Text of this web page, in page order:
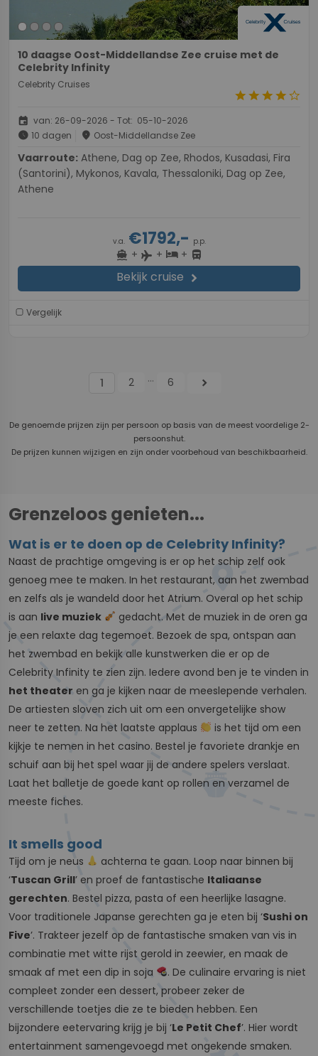
10 daagse Oost-Middellandse Zee cruise met de
Celebrity Infinity
Celebrity Cruises
starstarstarstarstar_border
event van: 26-09-2026 - Tot: 05-10-2026
schedule 10 dagen place Oost-Middellandse Zee
Vaarroute:
(Santorini), Mykonos, Kavala, Thessaloniki, Dag op Zee,
Athene
v.a.€1792,- p.p.
directions_boat + flight + hotel+ directions_bus
Bekijk cruise chevron_right
Vergelijk
1 2 ... 6 chevron_right
De genoemde prijzen zijn per persoon op basis van de meest voordelige 2-
persoonshut.
De prijzen kunnen wijzigen en zijn onder voorbehoud van beschikbaarheid.
Grenzeloos genieten...
Wat is er te doen op de Celebrity Infinity?
Naast de prachtige omgeving is er op het schip zelf ook
genoeg mee te maken. In het restaurant, aan het zwembad
en zelfs als je wandeld door het Atrium. Overal op het schip
is aan live muziek
gedacht. Met de muziek in de oren ga
je een relaxte dag tegemoet. Bezoek de spa, ontspan aan
het zwembad en bekijk alle kunstwerken die er op de
Celebrity Infinity te zien zijn. Iedere avond ben je te vinden in
het theater en ga je kijken naar de meeslepende verhalen.
De artiesten sloven zich uit om een onvergetelijke show
neer te zetten. Na het laatste applaus
is het tijd om een
kijkje te nemen in het casino. Bestel je favoriete drankje en
schuif aan bij het spel waar jij de andere spelers verslaat.
Laat het balletje de goede kant op rollen en verzamel de
meeste fiches.
It smells good
Tijd om je neus
achterna te gaan. Loop naar binnen bij
‘Tuscan Grill’ en proef de fantastische Italiaanse
gerechten. Bestel pizza, pasta of een heerlijke lasagne.
Voor traditionele Japanse gerechten ga je eten bij ‘Sushi on
Five’. Trakteer jezelf op de fantastische smaken van vis in
combinatie met witte rijst gerold in zeewier, en maak de
smaak af met een dip in soja
. De culinaire ervaring is niet
compleet zonder een dessert, probeer zeker de
verschillende toetjes die ze te bieden hebben. Een
bijzondere eetervaring krijg je bij ‘Le Petit Chef’. Hier wordt
entertainment samengevoegd met ongekende smaken.